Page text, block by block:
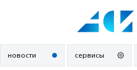
новости сервисы